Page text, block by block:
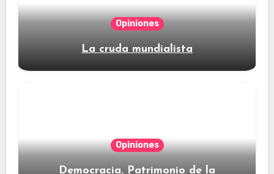
Opiniones
La cruda mundialista
Opiniones
Democracia. Patrimonio de la